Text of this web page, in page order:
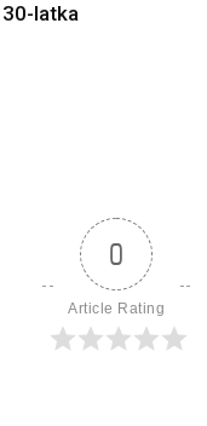
30-latka
0
Article Rating